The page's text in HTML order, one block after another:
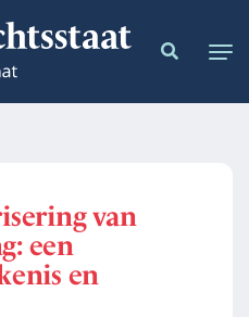
van
een
en